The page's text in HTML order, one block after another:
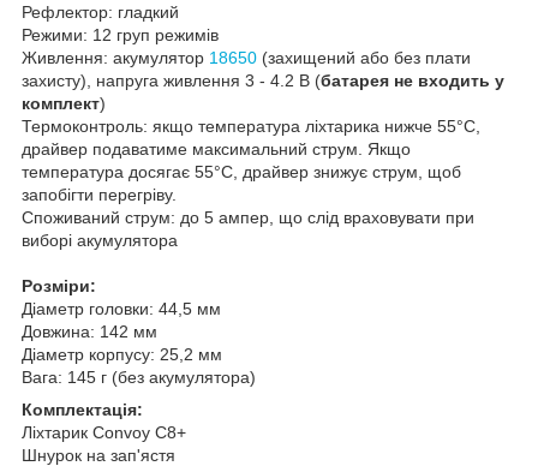
Рефлектор: гладкий
Режими: 12 груп режимів
Живлення: акумулятор 18650 (захищений або без плати
захисту), напруга живлення 3 - 4.2 В (батарея не входить у
комплект)
Термоконтроль: якщо температура ліхтарика нижче 55°C,
драйвер подаватиме максимальний струм. Якщо
температура досягає 55°C, драйвер знижує струм, щоб
запобігти перегріву.
Споживаний струм: до 5 ампер, що слід враховувати при
виборі акумулятора
Розміри:
Діаметр головки: 44,5 мм
Довжина: 142 мм
Діаметр корпусу: 25,2 мм
Вага: 145 г (без акумулятора)
Комплектація:
Ліхтарик Convoy C8+
Шнурок на зап'ястя